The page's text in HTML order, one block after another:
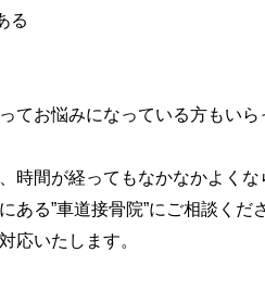
る
お悩みになっている方もいら
間が経ってもなかなかよくな
る”車道接骨院”にご相談くだ
応いたします。